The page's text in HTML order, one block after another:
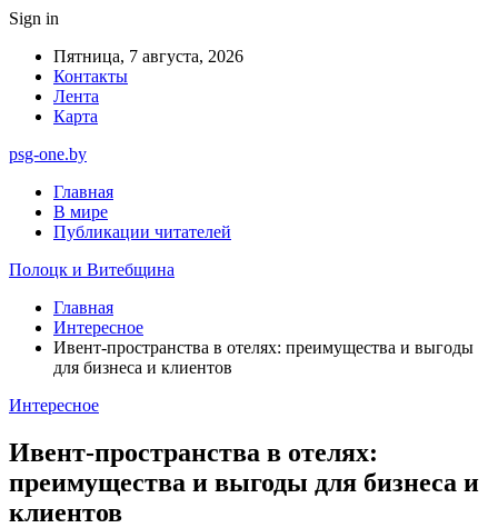
Sign in
Пятница, 7 августа, 2026
Контакты
Лента
Карта
psg-one.by
Главная
В мире
Публикации читателей
Полоцк и Витебщина
Главная
Интересное
Ивент-пространства в отелях: преимущества и выгоды
для бизнеса и клиентов
Интересное
Ивент-пространства в отелях:
преимущества и выгоды для бизнеса и
клиентов